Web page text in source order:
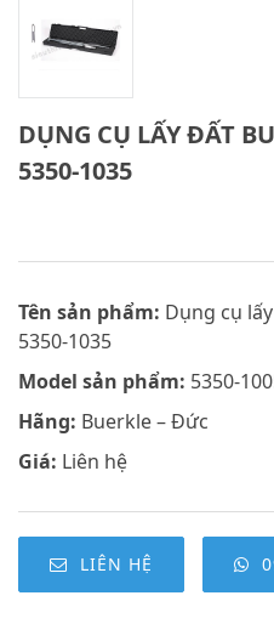
DỤNG CỤ LẤY ĐẤT
5350-1035
Tên sản phẩm: Dụng cụ
5350-1035
Model sản phẩm: 5350-
Hãng: Buerkle – Đức
Giá: Liên hệ
LIÊN HỆ